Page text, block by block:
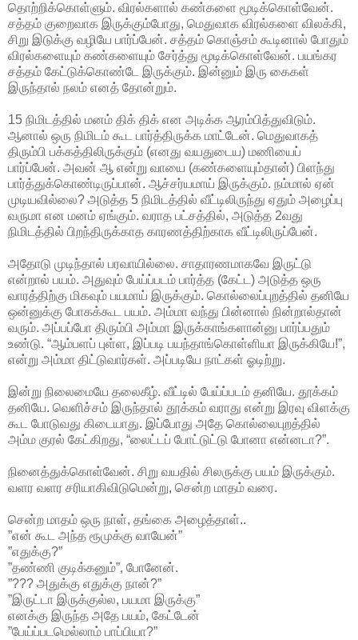
தொற்றிக்கொள்ளும். விரல்களால் கண்களை மூடிக்கொள்வேன்.
சத்தம் குறைவாக இருக்கும்போது, மெதுவாக விரல்களை விலக்கி,
சிறு இடுக்கு வழியே பார்ப்பேன். சத்தம் கொஞ்சம் கூடினால் போதும்
விரல்களையும் கண்களையும் சேர்த்து மூடிக்கொள்வேன். பயங்கர
சத்தம் கேட்டுக்கொண்டே இருக்கும். இன்னும் இரு கைகள்
இருந்தால் நலம் எனத் தோன்றும்.
15 நிமிடத்தில் மனம் திக் திக் என அடிக்க ஆரம்பித்துவிடும்.
ஆனால் ஒரு நிமிடம் கூட பார்த்திருக்க மாட்டேன். மெதுவாகத்
திரும்பி பக்கத்திலிருக்கும் (எனது வயதுடைய) மணியைப்
பார்ப்பேன். அவன் ஆ என்று வாயை (கண்களையும்தான்) பிளந்து
பார்த்துக்கொண்டிருப்பான். ஆச்சர்யமாய் இருக்கும். நம்மால் ஏன்
முடியவில்லை? அடுத்த 5 நிமிடத்தில் வீட்டிலிருந்து ஏதும் அழைப்பு
வருமா என மனம் ஏங்கும். வராத பட்சத்தில், அடுத்த 2வது
நிமிடத்தில் பிறந்திருக்காத காரணத்திற்காக வீட்டிலிருப்பேன்.
அதோடு முடிந்தால் பரவாயில்லை. சாதாரணமாகவே இருட்டு
என்றால் பயம். அதுவும் பேய்ப்படம் பார்த்த (கேட்ட) அடுத்த ஒரு
வாரத்திற்கு மிகவும் பயமாய் இருக்கும். கொல்லைப்புறத்தில் தனியே
ஒன்னுக்கு போகக்கூட பயம். அம்மா வந்து பின்னால் நின்றால்தான்
வரும். அப்பப்போ திரும்பி அம்மா இருக்காங்களான்னு பார்ப்பதும்
உண்டு. “ஆம்பளப் புள்ள, இப்படி பயந்தாங்கொள்ளியா இருக்கியே!”,
என்று அம்மா திட்டுவார்கள். அப்படியே நாட்கள் ஓடிற்று.
இன்று நிலைமையே தலைகீழ். வீட்டில் பேய்ப்படம் தனியே. தூக்கம்
தனியே. வெளிச்சம் இருந்தால் தூக்கம் வராது என்று இரவு விளக்கு
கூட போடுவது கிடையாது. இப்போது அதே கொல்லைபுறத்தில்
அம்ம குரல் கேட்கிறது, “லைட்டப் போட்டுட்டு போனா என்னடா?”.
நினைத்துக்கொள்வேன். சிறு வயதில் சிலருக்கு பயம் இருக்கும்.
வளர வளர சரியாகிவிடுமென்று, சென்ற மாதம் வரை.
சென்ற மாதம் ஒரு நாள், தங்கை அழைத்தாள்..
”என் கூட அந்த ரூமுக்கு வாயேன்”
”எதுக்கு?”
”தண்ணி குடிக்கனும்”, போனேன்.
”??? அதுக்கு எதுக்கு நான்?”
”இருட்டா இருக்குல்ல, பயமா இருக்கு”
எனக்கு இருந்த அதே பயம், கேட்டேன்
”பேய்ப்படமெல்லாம் பாப்பியா?”